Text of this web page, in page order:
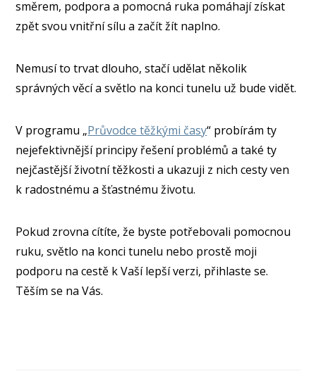
směrem, podpora a pomocná ruka pomáhají získat
zpět svou vnitřní sílu a začít žít naplno.
Nemusí to trvat dlouho, stačí udělat několik
správných věcí a světlo na konci tunelu už bude vidět.
V programu „Průvodce těžkými časy“ probírám ty
nejefektivnější principy řešení problémů a také ty
nejčastější životní těžkosti a ukazuji z nich cesty ven
k radostnému a šťastnému životu.
Pokud zrovna cítíte, že byste potřebovali pomocnou
ruku, světlo na konci tunelu nebo prostě moji
podporu na cestě k Vaší lepší verzi, přihlaste se.
Těším se na Vás.